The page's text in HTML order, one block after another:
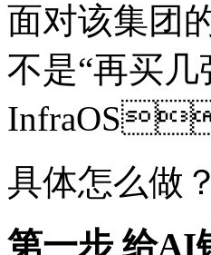
面对该集团
不是“再买
InfraOS
具体怎么做？
第一步 给AI